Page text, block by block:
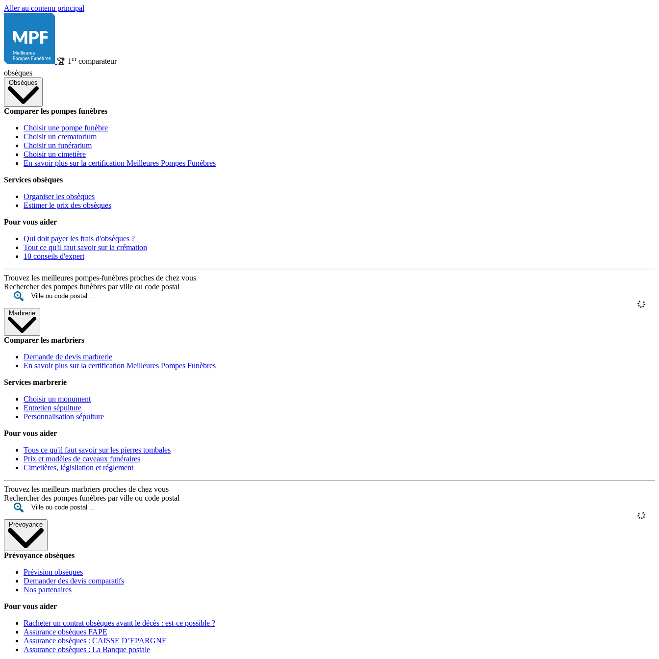
Aller au contenu principal
🏆 1 ercomparateur
obsèques
Obsèques
Comparer les pompes funèbres
Choisir une pompe funèbre
Choisir un crematorium
Choisir un funérarium
Choisir un cimetière
En savoir plus sur la certification Meilleures Pompes Funèbres
Services obsèques
Organiser les obsèques
Estimer le prix des obsèques
Pour vous aider
Qui doit payer les frais d'obsèques ?
Tout ce qu'il faut savoir sur la crémation
10 conseils d'expert
Trouvez les meilleures pompes-funèbres proches de chez vous
Rechercher des pompes funèbres par ville ou code postal
Marbrerie
Comparer les marbriers
Demande de devis marbrerie
En savoir plus sur la certification Meilleures Pompes Funèbres
Services marbrerie
Choisir un monument
Entretien sépulture
Personnalisation sépulture
Pour vous aider
Tous ce qu'il faut savoir sur les pierres tombales
Prix et modèles de caveaux funéraires
Cimetières, législiation et réglement
Trouvez les meilleurs marbriers proches de chez vous
Rechercher des pompes funèbres par ville ou code postal
Prévoyance
Prévoyance obsèques
Prévision obsèques
Demander des devis comparatifs
Nos partenaires
Pour vous aider
Racheter un contrat obsèques avant le décès : est-ce possible ?
Assurance obsèques FAPE
Assurance obsèques : CAISSE D’EPARGNE
Assurance obsèques : La Banque postale